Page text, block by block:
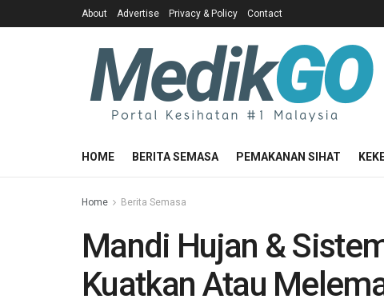
About Advertise Privacy & Policy Contact
HOME BERITA SEMASA PEMAKANAN SIHAT
Home Berita Semasa
Mandi Hujan &
Kuatkan Atau